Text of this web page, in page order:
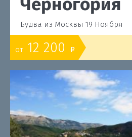
Черногория
Будва из Москвы 19 Ноября
от 12 200 o